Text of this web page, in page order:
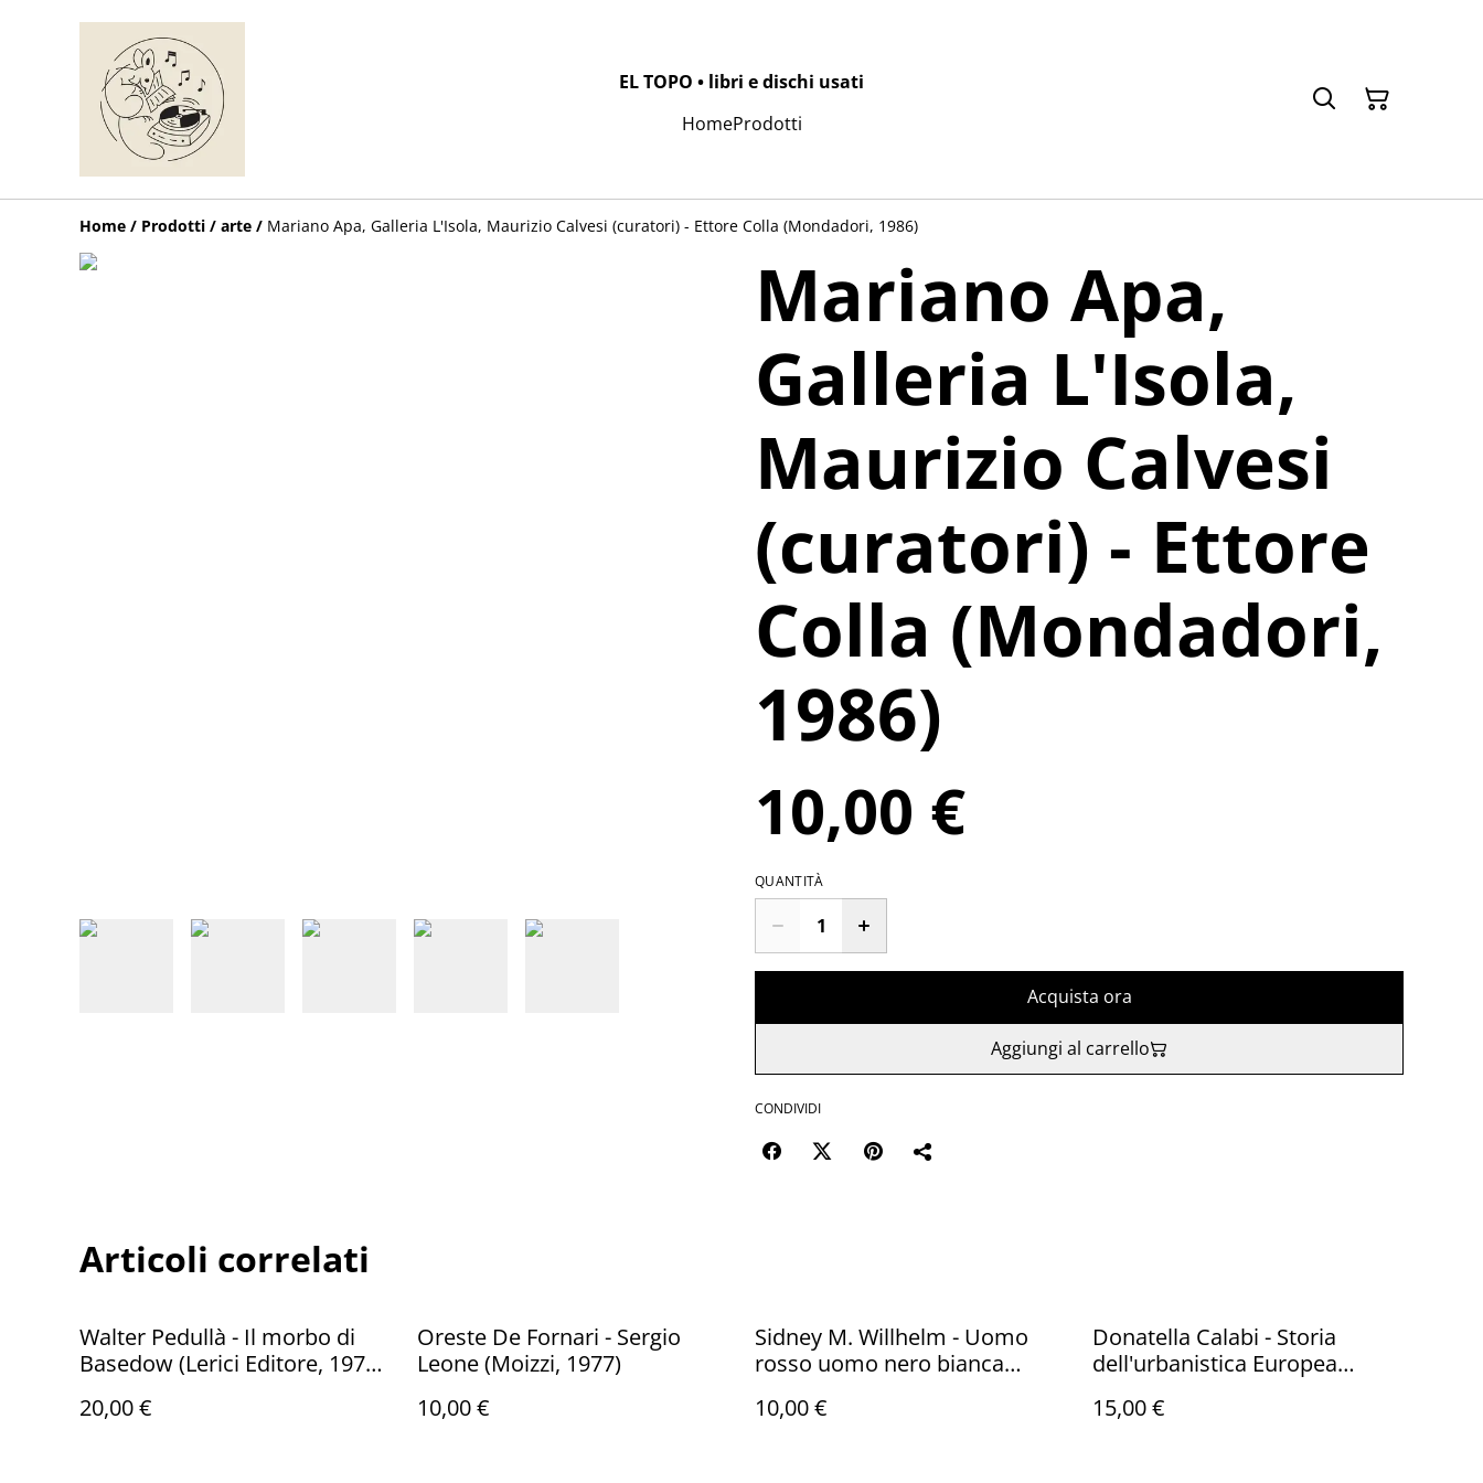
EL TOPO • libri e dischi usati
HomeProdotti
Home / Prodotti / arte / Mariano Apa, Galleria L'Isola, Maurizio Calvesi (curatori) - Ettore Colla (Mondadori, 1986)
Mariano Apa,
Galleria L'Isola,
Maurizio Calvesi
(curatori) - Ettore
Colla (Mondadori,
1986)
10,00 €
QUANTITÀ
Acquista ora
Aggiungi al carrello
CONDIVIDI
Articoli correlati
Walter Pedullà - Il morbo di
Basedow (Lerici Editore, 1975 -
20,00 €
Oreste De Fornari - Sergio
Leone (Moizzi, 1977)
10,00 €
Sidney M. Willhelm - Uomo
rosso uomo nero bianca
Editore, 1971 - 1a ed.)
10,00 €
Donatella Calabi - Storia
dell'urbanistica Europea
15,00 €